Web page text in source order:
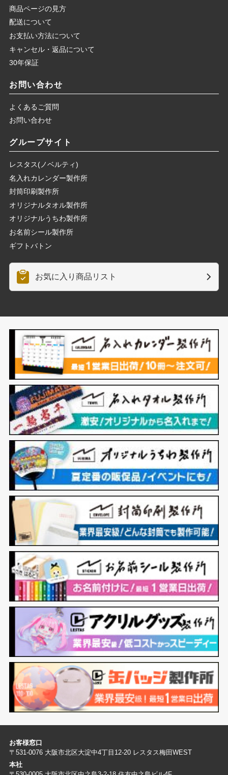
商品ページの見方
配送について
お支払い方法について
キャンセル・返品について
30年保証
お問い合わせ
よくあるご質問
お問い合わせ
グループサイト
レスタス(ノベルティ)
名入れカレンダー製作所
封筒印刷製作所
オリジナルタオル製作所
オリジナルうちわ製作所
お名前シール製作所
ギフトバトン
お気に入り商品リスト
お客様窓口
〒531-0076 大阪市北区大淀中4丁目12-20 レスタス梅田WEST
本社